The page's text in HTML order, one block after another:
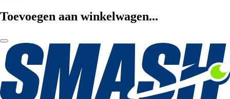
Toevoegen aan winkelwagen...